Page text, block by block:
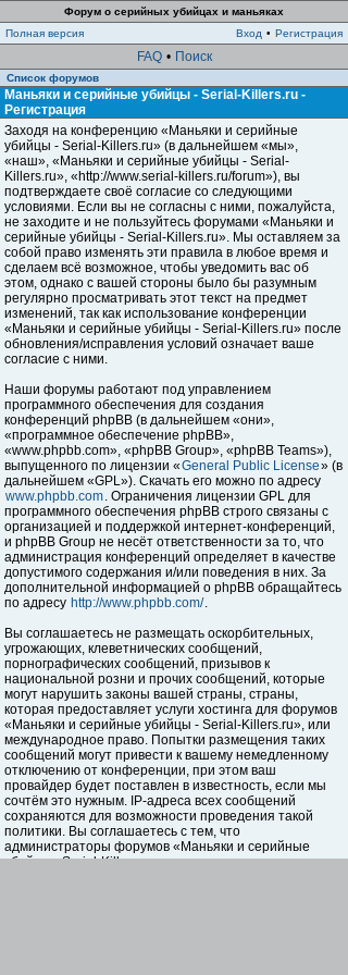
Форум о серийных убийцах и маньяках
Полная версия
Вход • Регистрация
FAQ • Поиск
Список форумов
Маньяки и серийные убийцы - Serial-Killers.ru -
Регистрация
Заходя на конференцию «Маньяки и серийные
убийцы - Serial-Killers.ru» (в дальнейшем «мы»,
«наш», «Маньяки и серийные убийцы - Serial-
Killers.ru», «http://www.serial-killers.ru/forum»), вы
подтверждаете своё согласие со следующими
условиями. Если вы не согласны с ними, пожалуйста,
не заходите и не пользуйтесь форумами «Маньяки и
серийные убийцы - Serial-Killers.ru». Мы оставляем за
собой право изменять эти правила в любое время и
сделаем всё возможное, чтобы уведомить вас об
этом, однако с вашей стороны было бы разумным
регулярно просматривать этот текст на предмет
изменений, так как использование конференции
«Маньяки и серийные убийцы - Serial-Killers.ru» после
обновления/исправления условий означает ваше
согласие с ними.
Наши форумы работают под управлением
программного обеспечения для создания
конференций phpBB (в дальнейшем «они»,
«программное обеспечение phpBB»,
«www.phpbb.com», «phpBB Group», «phpBB Teams»),
выпущенного по лицензии «General Public License» (в
дальнейшем «GPL»). Скачать его можно по адресу
www.phpbb.com. Ограничения лицензии GPL для
программного обеспечения phpBB строго связаны с
организацией и поддержкой интернет-конференций,
и phpBB Group не несёт ответственности за то, что
администрация конференций определяет в качестве
допустимого содержания и/или поведения в них. За
дополнительной информацией о phpBB обращайтесь
по адресу http://www.phpbb.com/.
Вы соглашаетесь не размещать оскорбительных,
угрожающих, клеветнических сообщений,
порнографических сообщений, призывов к
национальной розни и прочих сообщений, которые
могут нарушить законы вашей страны, страны,
которая предоставляет услуги хостинга для форумов
«Маньяки и серийные убийцы - Serial-Killers.ru», или
международное право. Попытки размещения таких
сообщений могут привести к вашему немедленному
отключению от конференции, при этом ваш
провайдер будет поставлен в известность, если мы
сочтём это нужным. IP-адреса всех сообщений
сохраняются для возможности проведения такой
политики. Вы соглашаетесь с тем, что
администраторы форумов «Маньяки и серийные
убийцы - Serial-Killers.ru» имеют право удалить,